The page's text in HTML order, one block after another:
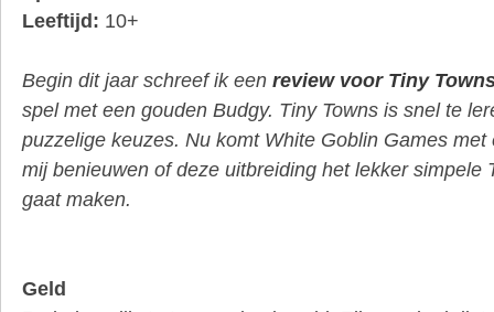
Leeftijd: 10+
Begin dit jaar schreef ik een review voor Tiny
spel met een gouden Budgy. Tiny Towns is snel te
puzzelige keuzes. Nu komt White Goblin Games
mij benieuwen of deze uitbreiding het lekker simpele
gaat maken.
Geld